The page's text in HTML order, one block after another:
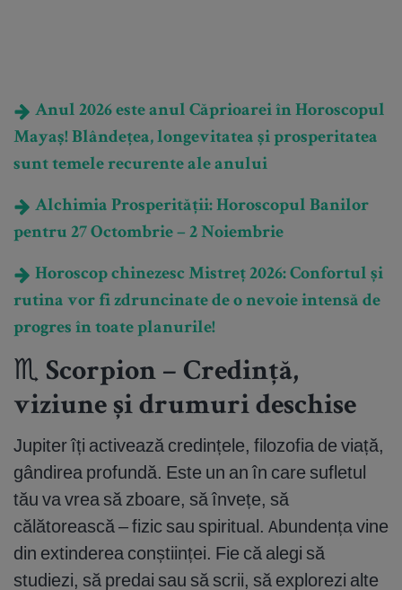
Anul 2026 este anul Căprioarei în Horoscopul
Mayaș! Blândețea, longevitatea și prosperitatea
sunt temele recurente ale anului
Alchimia Prosperității: Horoscopul Banilor
pentru 27 Octombrie – 2 Noiembrie
Horoscop chinezesc Mistreț 2026: Confortul și
rutina vor fi zdruncinate de o nevoie intensă de
progres în toate planurile!
♏ Scorpion – Credință,
viziune și drumuri deschise
Jupiter îți activează credințele, filozofia de viață,
gândirea profundă. Este un an în care sufletul
tău va vrea să zboare, să învețe, să
călătorească – fizic sau spiritual. Abundența vine
din extinderea conștiinței. Fie că alegi să
studiezi, să predai sau să scrii, să explorezi alte